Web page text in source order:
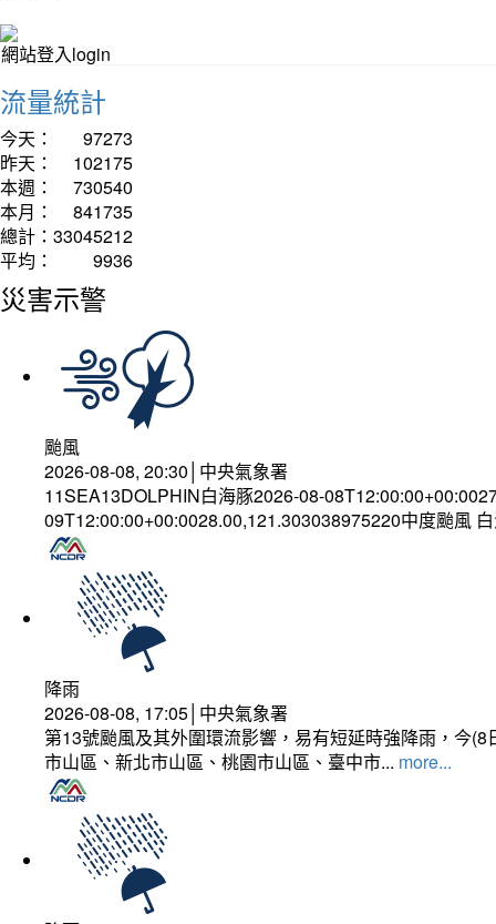
網站登入login
流量統計
今天：
97273
昨天：
102175
本週：
730540
本月：
841735
總計： 33045212
平均：
9936
災害示警
颱風
2026-08-08, 20:30│中央氣象署
11SEA13DOLPHIN白海豚2026-08-
09T12:00:00+00:0028.00,121.303038975220中度颱風
降雨
2026-08-08, 17:05│中央氣象署
第13號颱風及其外圍環流影響，易有短延時強降雨，今
市山區、新北市山區、桃園市山區、臺中市... more...